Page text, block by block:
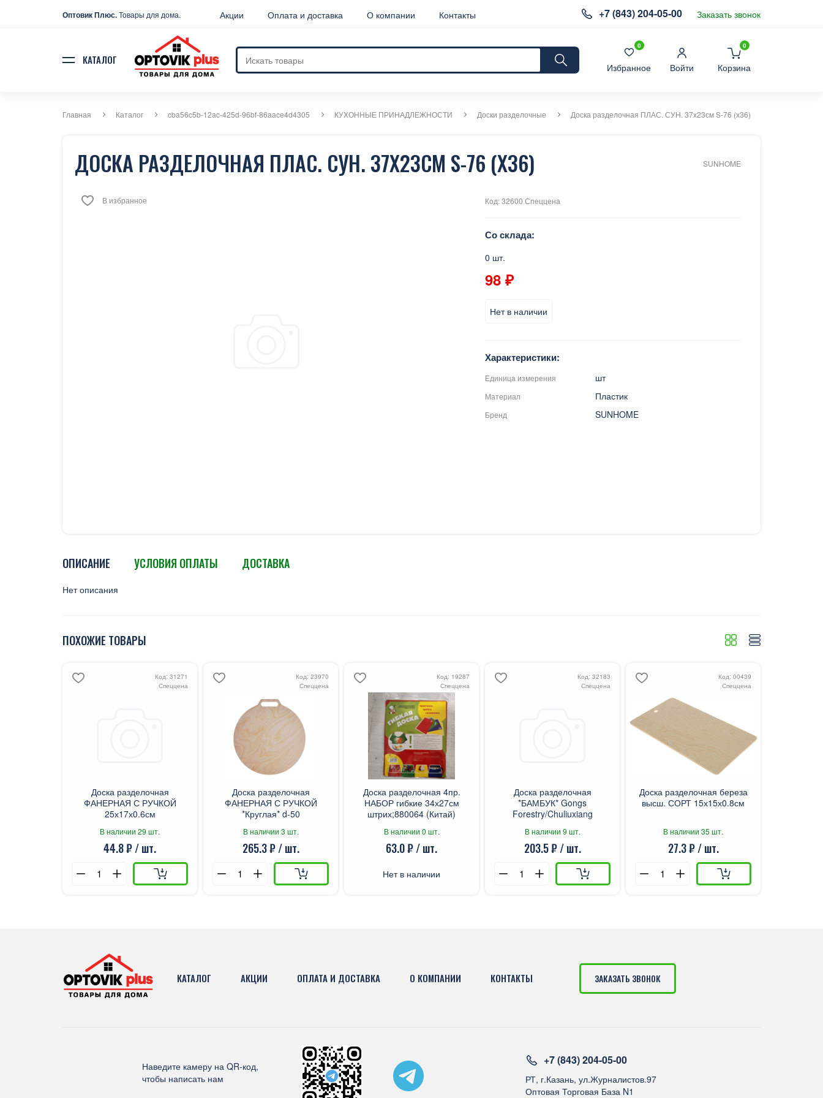
Оптовик Плюс.Товары для дома. Акции Оплата и доставка О компании Контакты +7 (843) 204-05-00 Заказать звонок
КАТАЛОГ
0
Избранное Войти
0
Корзина
Главная Каталог cba56c5b-12ac-425d-96bf-86aace4d4305 КУХОННЫЕ ПРИНАДЛЕЖНОСТИ Доски разделочные Доска разделочная ПЛАС. СУН. 37x23см S-76 (х36)
ДОСКА РАЗДЕЛОЧНАЯ ПЛАС. СУН. 37X23СМ S-76 (Х36) SUNHOME
В избранное Код: 32600 Спеццена
Со склада:
0 шт.
98 ₽
Нет в наличии
Характеристики:
Единица измерения шт
Материал Пластик
Бренд SUNHOME
ОПИСАНИЕ УСЛОВИЯ ОПЛАТЫ ДОСТАВКА
Нет описания
ПОХОЖИЕ ТОВАРЫ
Код: 31271
Спеццена
Доска разделочная
ФАНЕРНАЯ С РУЧКОЙ
25х17х0.6см
В наличии 29 шт.
44.8 ₽ / шт.
Код: 23970
Спеццена
Доска разделочная
ФАНЕРНАЯ С РУЧКОЙ
*Круглая* d-50
В наличии 3 шт.
265.3 ₽ / шт.
Код: 19287
Спеццена
Доска разделочная 4пр.
НАБОР гибкие 34х27см
штрих;880064 (Китай)
В наличии 0 шт.
63.0 ₽ / шт.
Нет в наличии
Код: 32183
Спеццена
Доска разделочная
*БАМБУК* Gongs
Forestry/Chuliuxiang
В наличии 9 шт.
203.5 ₽ / шт.
Код: 00439
Спеццена
Доска разделочная береза
высш. СОРТ 15х15х0.8см
В наличии 35 шт.
27.3 ₽ / шт.
КАТАЛОГ АКЦИИ ОПЛАТА И ДОСТАВКА О КОМПАНИИ КОНТАКТЫ ЗАКАЗАТЬ ЗВОНОК
Наведите камеру на QR-код,
чтобы написать нам
+7 (843) 204-05-00
РТ, г.Казань, ул.Журналистов.97
Оптовая Торговая База N1